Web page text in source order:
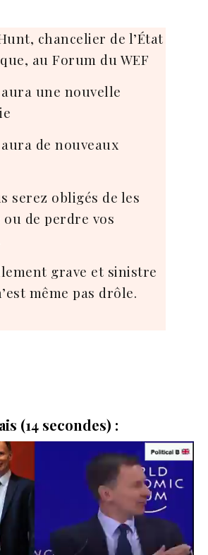
chancelier de l’État
au Forum du WEF
une nouvelle
de nouveaux
serez obligés de les
de perdre vos
grave et sinistre
même pas drôle.
(14 secondes) :